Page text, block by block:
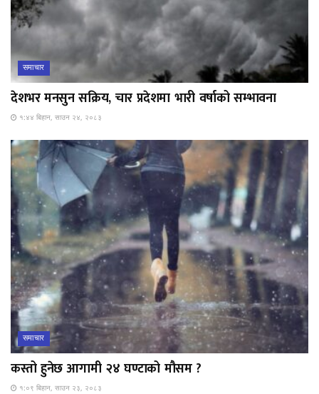
समाचार
देशभर मनसुन सक्रिय, चार प्रदेशमा भारी वर्षाको सम्भावना
१:४४ बिहान, साउन २४, २०८३
समाचार
कस्तो हुनेछ आगामी २४ घण्टाको मौसम ?
१:०९ बिहान, साउन २३, २०८३